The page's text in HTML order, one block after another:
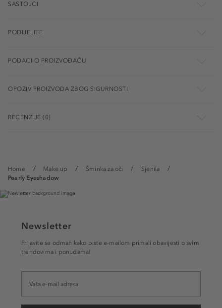
Home Make up Šminka za oči
Sjenila
Pearly Eyeshadow
SASTOJCI
PODIJELITE
PODACI O PROIZVOĐAČU
OPOZIV PROIZVODA ZBOG SIGURNOSTI
RECENZIJE (0)
Newsletter
Prijavite se odmah kako biste e-mailom primali obavijesti o svim
trendovima i ponudama!